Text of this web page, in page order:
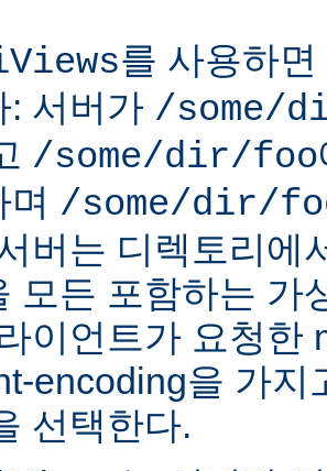
를 사용하
: 서버가 /some/
/some/dir/foo
며 /some/dir/
버는 디렉토리에
모든 포함하는 가
이언트가 요청한
encoding을 가지
선택한다.